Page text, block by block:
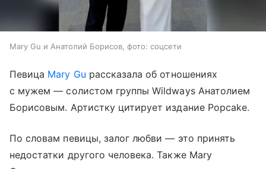
Mary Gu и Анатолий Борисов, фото: соцсети
Певица Mary Gu рассказала об отношениях
с мужем — солистом группы Wildways Анатолием
Борисовым. Артистку цитирует издание Popcake.
По словам певицы, залог любви — это принять
недостатки другого человека. Также Mary